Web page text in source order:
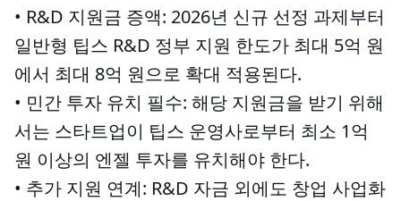
• R&D 지원금 증액: 2026년 신규 선정 과제부터
일반형 팁스 R&D 정부 지원 한도가 최대 5억 원
에서 최대 8억 원으로 확대 적용된다.
• 민간 투자 유치 필수: 해당 지원금을 받기 위해
서는 스타트업이 팁스 운영사로부터 최소 1억
원 이상의 엔젤 투자를 유치해야 한다.
• 추가 지원 연계: R&D 자금 외에도 창업 사업화